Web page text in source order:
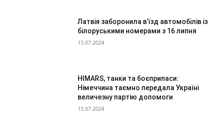
Латвія заборонила в’їзд автомобілів із
білоруськими номерами з 16 липня
15.07.2024
HIMARS, танки та боєприпаси:
Німеччина таємно передала Україні
величезну партію допомоги
15.07.2024